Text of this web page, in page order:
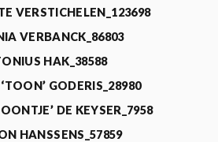
VERSTICHELEN_123698
VERBANCK_86803
HAK_38588
GODERIS_28980
DE KEYSER_7958
HANSSENS_57859